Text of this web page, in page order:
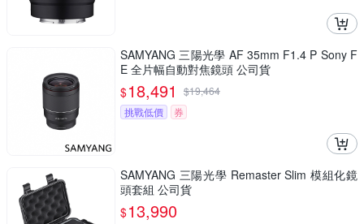
SAMYANG 三陽光學 AF 35mm F1.4 P Sony F
E 全片幅自動對焦鏡頭 公司貨
$18,491 $19,464
挑戰低價
券
SAMYANG 三陽光學 Remaster Slim 模組化鏡
頭套組 公司貨
$13,990